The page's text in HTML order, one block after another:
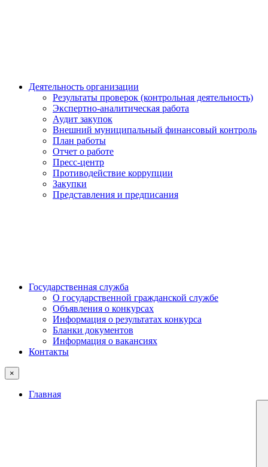
Деятельность организации
Результаты проверок (контрольная деятельность)
Экспертно-аналитическая работа
Аудит закупок
Внешний муниципальный финансовый контроль
План работы
Отчет о работе
Пресс-центр
Противодействие коррупции
Закупки
Представления и предписания
Государственная служба
О государственной гражданской службе
Объявления о конкурсах
Информация о результатах конкурса
Бланки документов
Информация о вакансиях
Контакты
×
Главная